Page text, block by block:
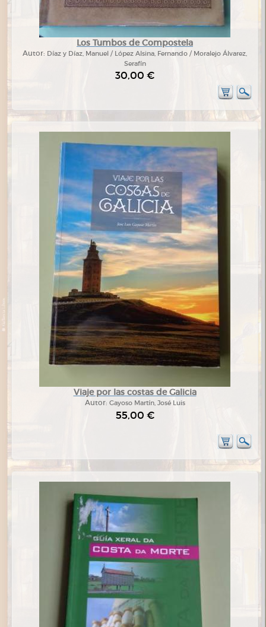
Los Tumbos de Compostela
Autor: Díaz y Díaz, Manuel / López Alsina, Fernando / Moralejo Álvarez,
Serafín
30,00 €
Viaje por las costas de Galicia
Autor: Gayoso Martín, José Luis
55,00 €